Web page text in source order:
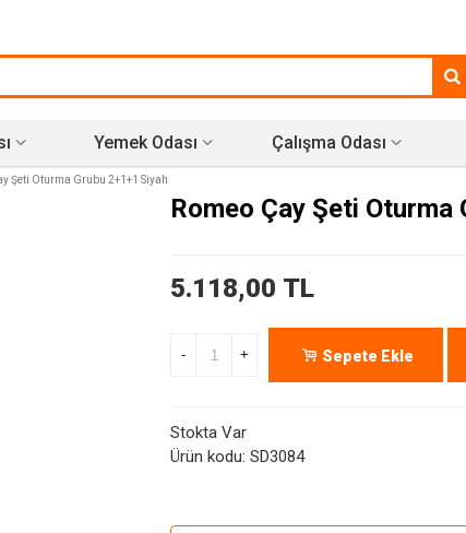
Yemek Odası Çalışma Odası
Şeti Oturma Grubu 2+1+1 Siyah
Romeo Çay Şeti Oturma
5.118,00 TL
- + Sepete Ekle
Stokta Var
Ürün kodu: SD3084